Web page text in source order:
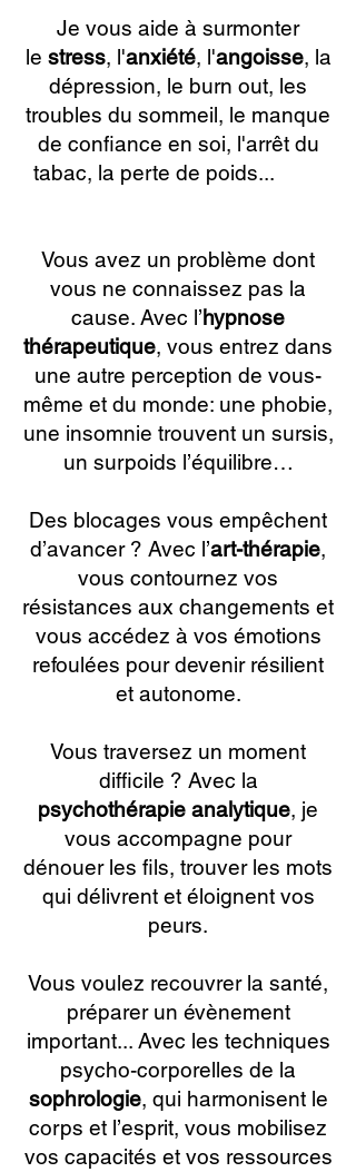
Je vous aide à surmonter
le stress, l'anxiété, l'angoisse, la
dépression, le burn out, les
troubles du sommeil, le manque
de confiance en soi, l'arrêt du
tabac, la perte de poids...
Vous avez un problème dont
vous ne connaissez pas la
cause. Avec l’hypnose
thérapeutique, vous entrez dans
une autre perception de vous-
même et du monde: une phobie,
une insomnie trouvent un sursis,
un surpoids l’équilibre…
Des blocages vous empêchent
d’avancer ? Avec l’art-thérapie,
vous contournez vos
résistances aux changements et
vous accédez à vos émotions
refoulées pour devenir résilient
et autonome.
Vous traversez un moment
difficile ? Avec la
psychothérapie analytique, je
vous accompagne pour
dénouer les fils, trouver les mots
qui délivrent et éloignent vos
peurs.
Vous voulez recouvrer la santé,
préparer un évènement
important... Avec les techniques
psycho-corporelles de la
sophrologie, qui harmonisent le
corps et l’esprit, vous mobilisez
vos capacités et vos ressources